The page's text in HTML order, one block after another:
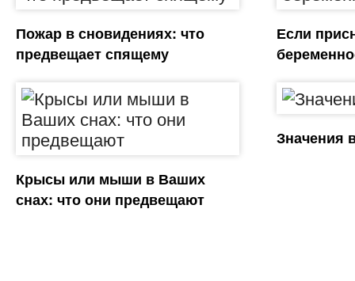
Пожар в сновидениях: что
предвещает спящему
Если
Крысы или мыши в Ваших
снах: что они предвещают
Значения